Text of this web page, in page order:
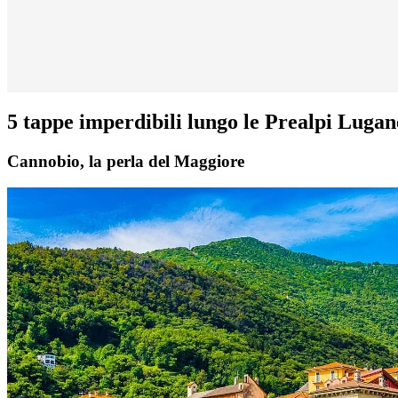
5 tappe imperdibili lungo le Prealpi
Cannobio, la perla del Maggiore